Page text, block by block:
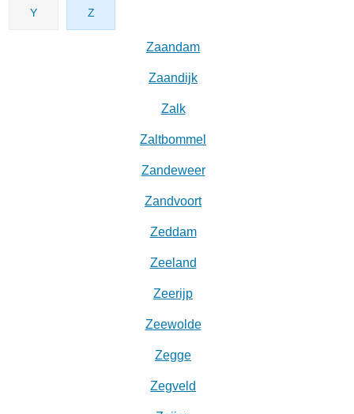
Y Z
Zaandam
Zaandijk
Zalk
Zaltbommel
Zandeweer
Zandvoort
Zeddam
Zeeland
Zeerijp
Zeewolde
Zegge
Zegveld